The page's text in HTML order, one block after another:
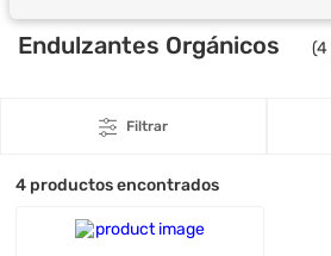
Endulzantes Orgánicos (4
Filtrar
4 productos encontrados